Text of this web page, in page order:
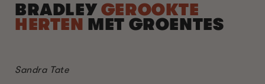
BRADLEYGEROOKTE
HERTEN MET GROENTES
Sandra Tate